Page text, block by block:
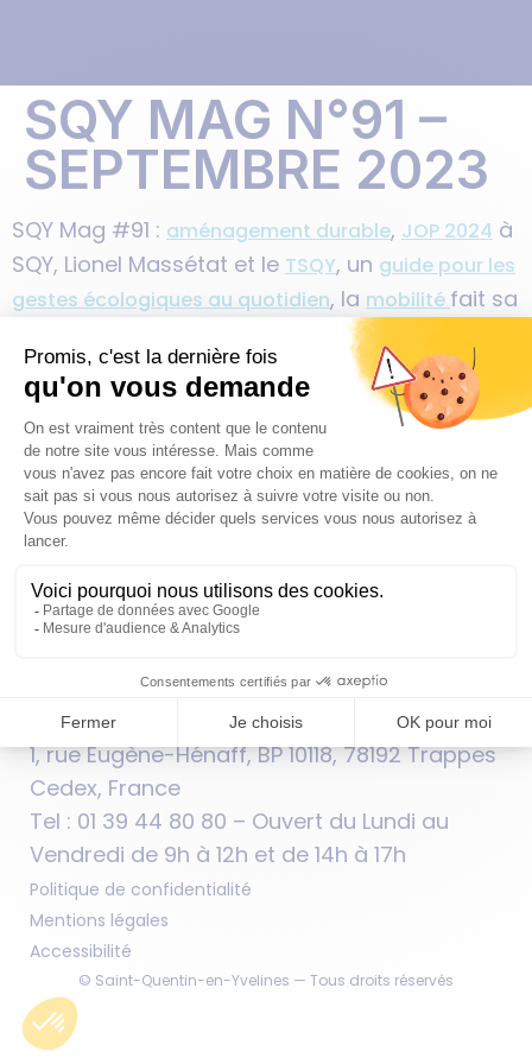
SQY MAG N°91 –
SEPTEMBRE 2023
SQY Mag #91 : aménagement durable, JOP 2024 à
SQY, Lionel Massétat et le TSQY, un guide pour les
gestes écologiques au quotidien, la mobilité fait sa
rentrée, les Journées du patrimoine à
Quentin-en-Yvelines, Lumière sur la nouvelle
exposition du Musée de la Ville avecLes Allumés
du Design…
PUBLICATIONSPRESSEL'AGGLO RECRUTE
SUIVEZ-NOUS
Hôtel d’agglomération de Saint-Quentin-
en-Yvelines (SQY)
1, rue Eugène-Hénaff, BP 10118, 78192 Trappes
Cedex, France
Tel : 01 39 44 80 80 – Ouvert du Lundi au
Vendredi de 9h à 12h et de 14h à 17h
Politique de confidentialité
Mentions légales
Accessibilité
© Saint-Quentin-en-Yvelines — Tous droits réservés